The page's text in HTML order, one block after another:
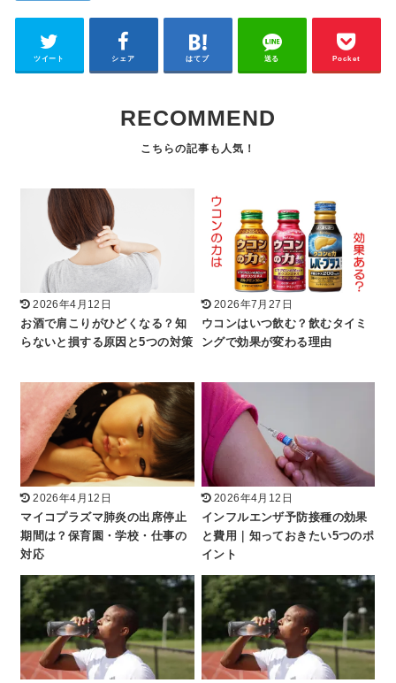
ツイート シェア はてブ 送る Pocket
RECOMMEND
2026年4月12日
お酒で肩こりがひどくなる？知
らないと損する原因と5つの対策
2026年7月27日
ウコンはいつ飲む？飲むタイミ
ングで効果が変わる理由
2026年4月12日
マイコプラズマ肺炎の出席停止
期間は？保育園・学校・仕事の
対応
2026年4月12日
インフルエンザ予防接種の効果
と費用｜知っておきたい5つのポ
イント